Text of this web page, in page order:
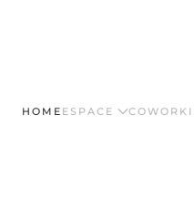
HOME ESPACE